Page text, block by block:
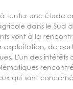
à tenter une étude
dans le Sud
vont à la
exploitation, de
L'un des intérêts
qui sont